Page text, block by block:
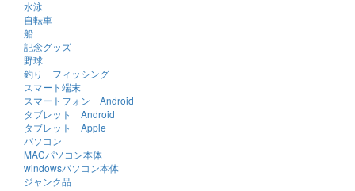
水泳
自転車
船
記念グッズ
野球
釣り フィッシング
スマート端末
スマートフォン Android
タブレット Android
タブレット Apple
パソコン
MACパソコン本体
windowsパソコン本体
ジャンク品